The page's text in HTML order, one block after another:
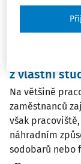
z vlastní
Na většině
zaměstnanců
však
náhradním
sodobarů nebo